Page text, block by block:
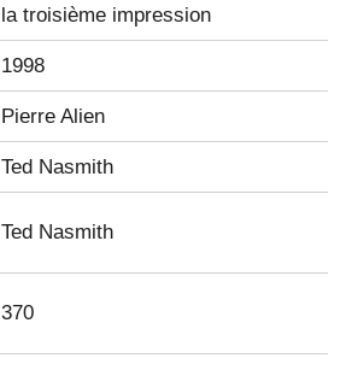
la troisième impression
1998
Pierre Alien
Ted Nasmith
Ted Nasmith
370